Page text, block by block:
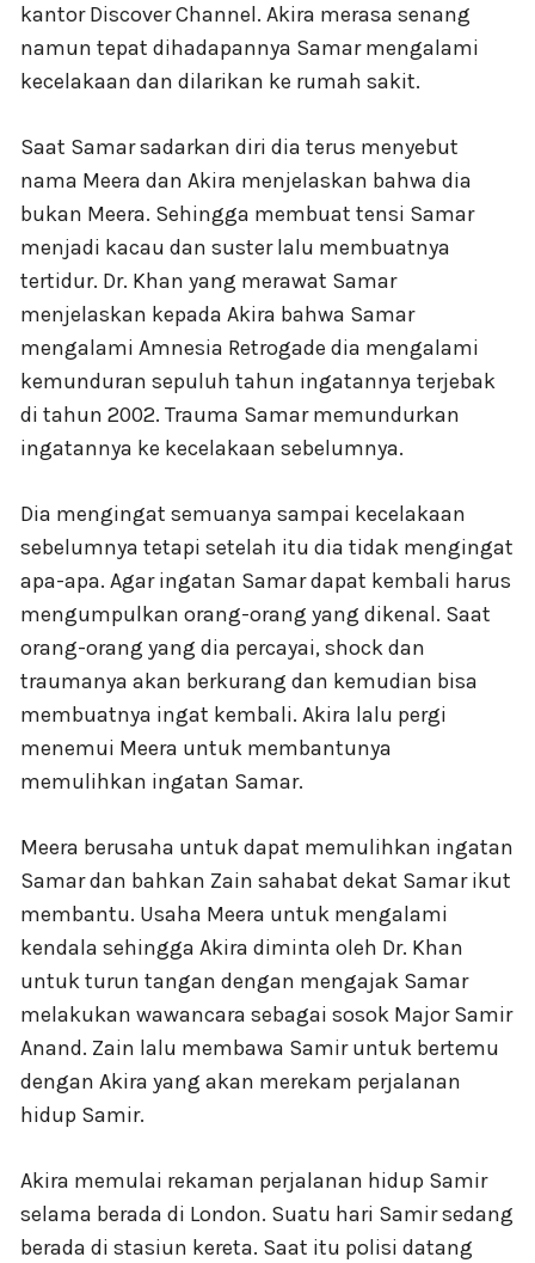
kantor Discover Channel. Akira merasa senang
namun tepat dihadapannya Samar mengalami
kecelakaan dan dilarikan ke rumah sakit.
Saat Samar sadarkan diri dia terus menyebut
nama Meera dan Akira menjelaskan bahwa dia
bukan Meera. Sehingga membuat tensi Samar
menjadi kacau dan suster lalu membuatnya
tertidur. Dr. Khan yang merawat Samar
menjelaskan kepada Akira bahwa Samar
mengalami Amnesia Retrogade dia mengalami
kemunduran sepuluh tahun ingatannya terjebak
di tahun 2002. Trauma Samar memundurkan
ingatannya ke kecelakaan sebelumnya.
Dia mengingat semuanya sampai kecelakaan
sebelumnya tetapi setelah itu dia tidak mengingat
apa-apa. Agar ingatan Samar dapat kembali harus
mengumpulkan orang-orang yang dikenal. Saat
orang-orang yang dia percayai, shock dan
traumanya akan berkurang dan kemudian bisa
membuatnya ingat kembali. Akira lalu pergi
menemui Meera untuk membantunya
memulihkan ingatan Samar.
Meera berusaha untuk dapat memulihkan ingatan
Samar dan bahkan Zain sahabat dekat Samar ikut
membantu. Usaha Meera untuk mengalami
kendala sehingga Akira diminta oleh Dr. Khan
untuk turun tangan dengan mengajak Samar
melakukan wawancara sebagai sosok Major Samir
Anand. Zain lalu membawa Samir untuk bertemu
dengan Akira yang akan merekam perjalanan
hidup Samir.
Akira memulai rekaman perjalanan hidup Samir
selama berada di London. Suatu hari Samir sedang
berada di stasiun kereta. Saat itu polisi datang